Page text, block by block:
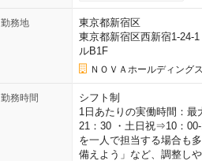
勤務地
東京都新宿区
東京都新宿区西新宿1-24-
ルB1F
ＮＯＶＡホールディング
勤務時間
シフト制
1日あたりの実働時間：
21：30 ・土日祝⇒10
を一人で担当する場合も
備えよう」など、調整しや